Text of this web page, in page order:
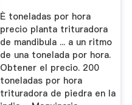
China ...
È toneladas por hora
precio planta trituradora
de mandibula ... a un ritmo
de una tonelada por hora.
Obtener el precio. 200
toneladas por hora
trituradora de piedra en la